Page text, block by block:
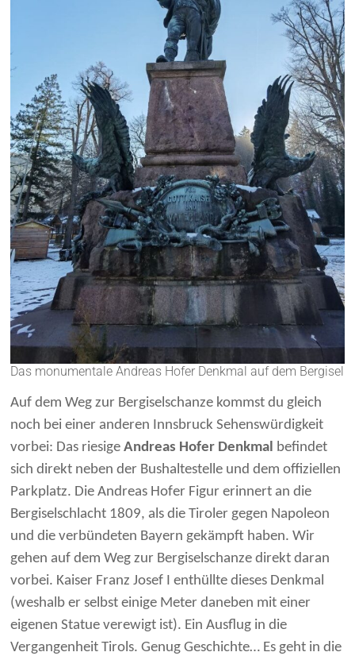
Das monumentale Andreas Hofer Denkmal auf dem Bergisel
Auf dem Weg zur Bergiselschanze kommst du gleich
noch bei einer anderen Innsbruck Sehenswürdigkeit
vorbei: Das riesigeAndreas Hofer Denkmal befindet
sich direkt neben der Bushaltestelle und dem offiziellen
Parkplatz. Die Andreas Hofer Figur erinnert an die
Bergiselschlacht 1809, als die Tiroler gegen Napoleon
und die verbündeten Bayern gekämpft haben. Wir
gehen auf dem Weg zur Bergiselschanze direkt daran
vorbei. Kaiser Franz Josef I enthüllte dieses Denkmal
(weshalb er selbst einige Meter daneben mit einer
eigenen Statue verewigt ist). Ein Ausflug in die
Vergangenheit Tirols. Genug Geschichte… Es geht in die